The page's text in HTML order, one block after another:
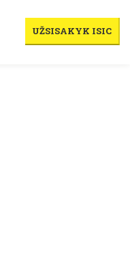
UŽSISAKYK ISIC